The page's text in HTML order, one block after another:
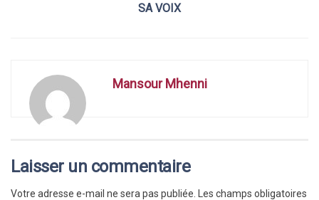
SA VOIX
Mansour Mhenni
Laisser un commentaire
Votre adresse e-mail ne sera pas publiée.
Les champs obligatoires